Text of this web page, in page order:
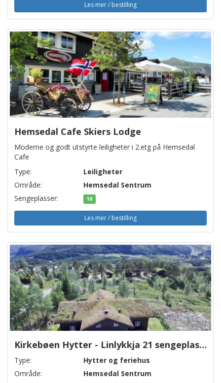
Les mer / bestilling
Hemsedal Cafe Skiers Lodge
Moderne og godt utstyrte leiligheter i 2.etg på Hemsedal
Cafe
Type:
Leiligheter
Område:
Hemsedal Sentrum
Sengeplasser:
10
Les mer / bestilling
Kirkebøen Hytter - Linlykkja 21 sengeplasser
Type:
Hytter og feriehus
Område:
Hemsedal Sentrum